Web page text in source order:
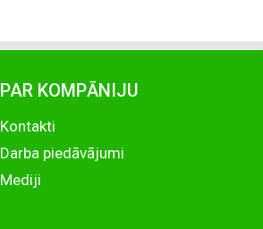
PAR KOMPĀNIJU
Kontakti
Darba piedāvājumi
Mediji